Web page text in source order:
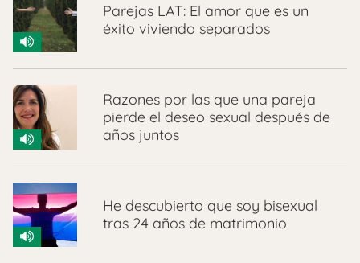
Parejas LAT: El amor que es un
éxito viviendo separados
Razones por las que una pareja
pierde el deseo sexual después de
años juntos
He descubierto que soy bisexual
tras 24 años de matrimonio